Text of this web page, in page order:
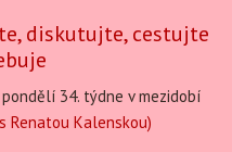
diskutujte, cestujte
pondělí 34. týdne v mezidobí
Renatou Kalenskou)